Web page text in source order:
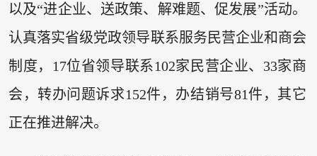
以及“进企业、送政策、解难题、促发展”活动。
认真落实省级党政领导联系服务民营企业和商会
制度，17位省领导联系102家民营企业、33家商
会，转办问题诉求152件，办结销号81件，其它
正在推进解决。